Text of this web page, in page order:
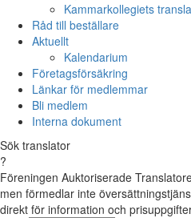
Kammarkollegiets
Råd till beställare
Aktuellt
Kalendarium
Företagsförsäkring
Länkar för medlemmar
Bli medlem
Interna dokument
Sök translator
?
Föreningen Auktoriserade
men förmedlar inte
direkt för information och